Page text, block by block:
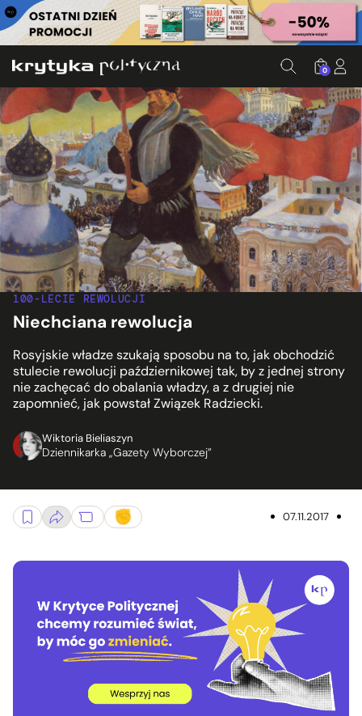
0
100-LECIE REWOLUCJI
Niechciana rewolucja
Rosyjskie władze szukają sposobu na to, jak obchodzić
stulecie rewolucji październikowej tak, by z jednej strony
nie zachęcać do obalania władzy, a z drugiej nie
zapomnieć, jak powstał Związek Radziecki.
Wiktoria Bieliaszyn
Dziennikarka „Gazety Wyborczej”
07.11.2017